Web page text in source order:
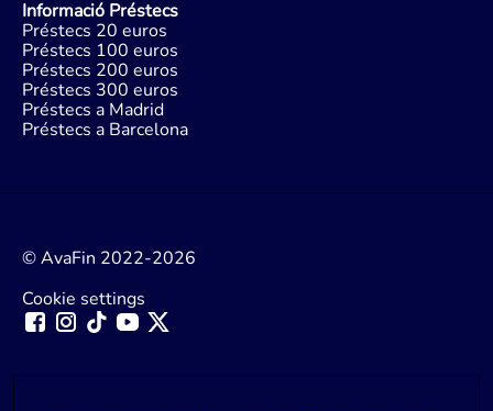
Informació Préstecs
Préstecs 20 euros
Préstecs 100 euros
Préstecs 200 euros
Préstecs 300 euros
Préstecs a Madrid
Préstecs a Barcelona
© AvaFin 2022-2026
Cookie settings